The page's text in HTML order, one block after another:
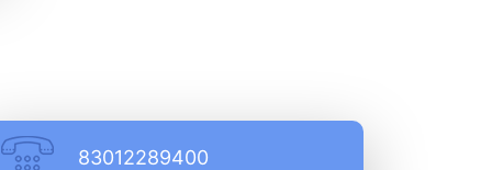
83012289400